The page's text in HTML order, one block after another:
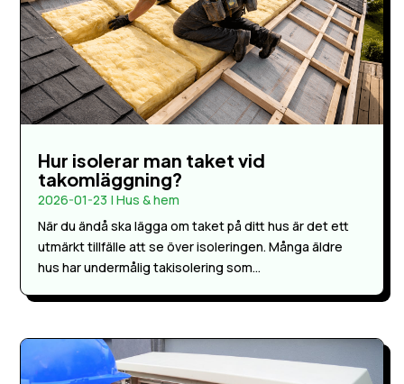
Hur isolerar man taket vid
takomläggning?
2026-01-23 |Hus & hem
När du ändå ska lägga om taket på ditt hus är det ett
utmärkt tillfälle att se över isoleringen. Många äldre
hus har undermålig takisolering som...